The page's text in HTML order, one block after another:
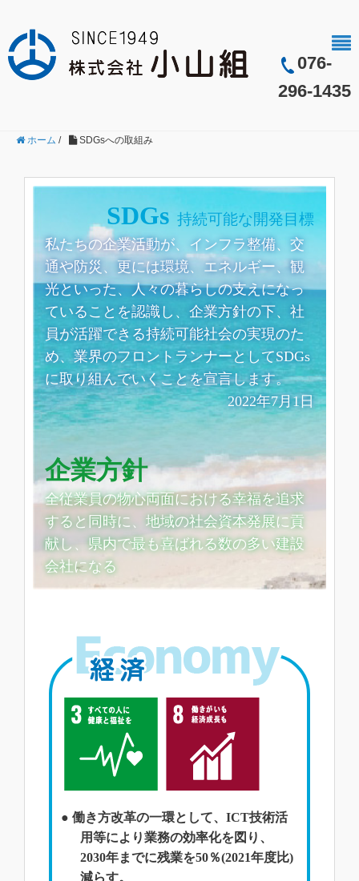
076-
296-1435
ホーム / SDGsへの取組み
SDGs 持続可能な開発目標
私たちの企業活動が、インフラ整備、交
通や防災、更には環境、エネルギー、観
光といった、人々の暮らしの支えになっ
ていることを認識し、企業方針の下、社
員が活躍できる持続可能社会の実現のた
め、業界のフロントランナーとしてSDGs
に取り組んでいくことを宣言します。
2022年7月1日
企業方針
全従業員の物心両面における幸福を追求
すると同時に、地域の社会資本発展に貢
献し、県内で最も喜ばれる数の多い建設
会社になる
● 働き方改革の一環として、ICT技術活
用等により業務の効率化を図り、
2030年までに残業を50％(2021年度比)
減らす。